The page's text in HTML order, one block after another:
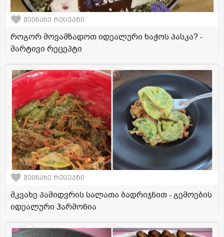
შეინახე რეცეპტი
როგორ მოვამზადოთ იდეალური ხაჭოს პასკა? -
მარტივი რეცეპტი
შეინახე რეცეპტი
მკვახე პამიდვრის სალათა ბადრიჯნით - გემოების
იდეალური ჰარმონია